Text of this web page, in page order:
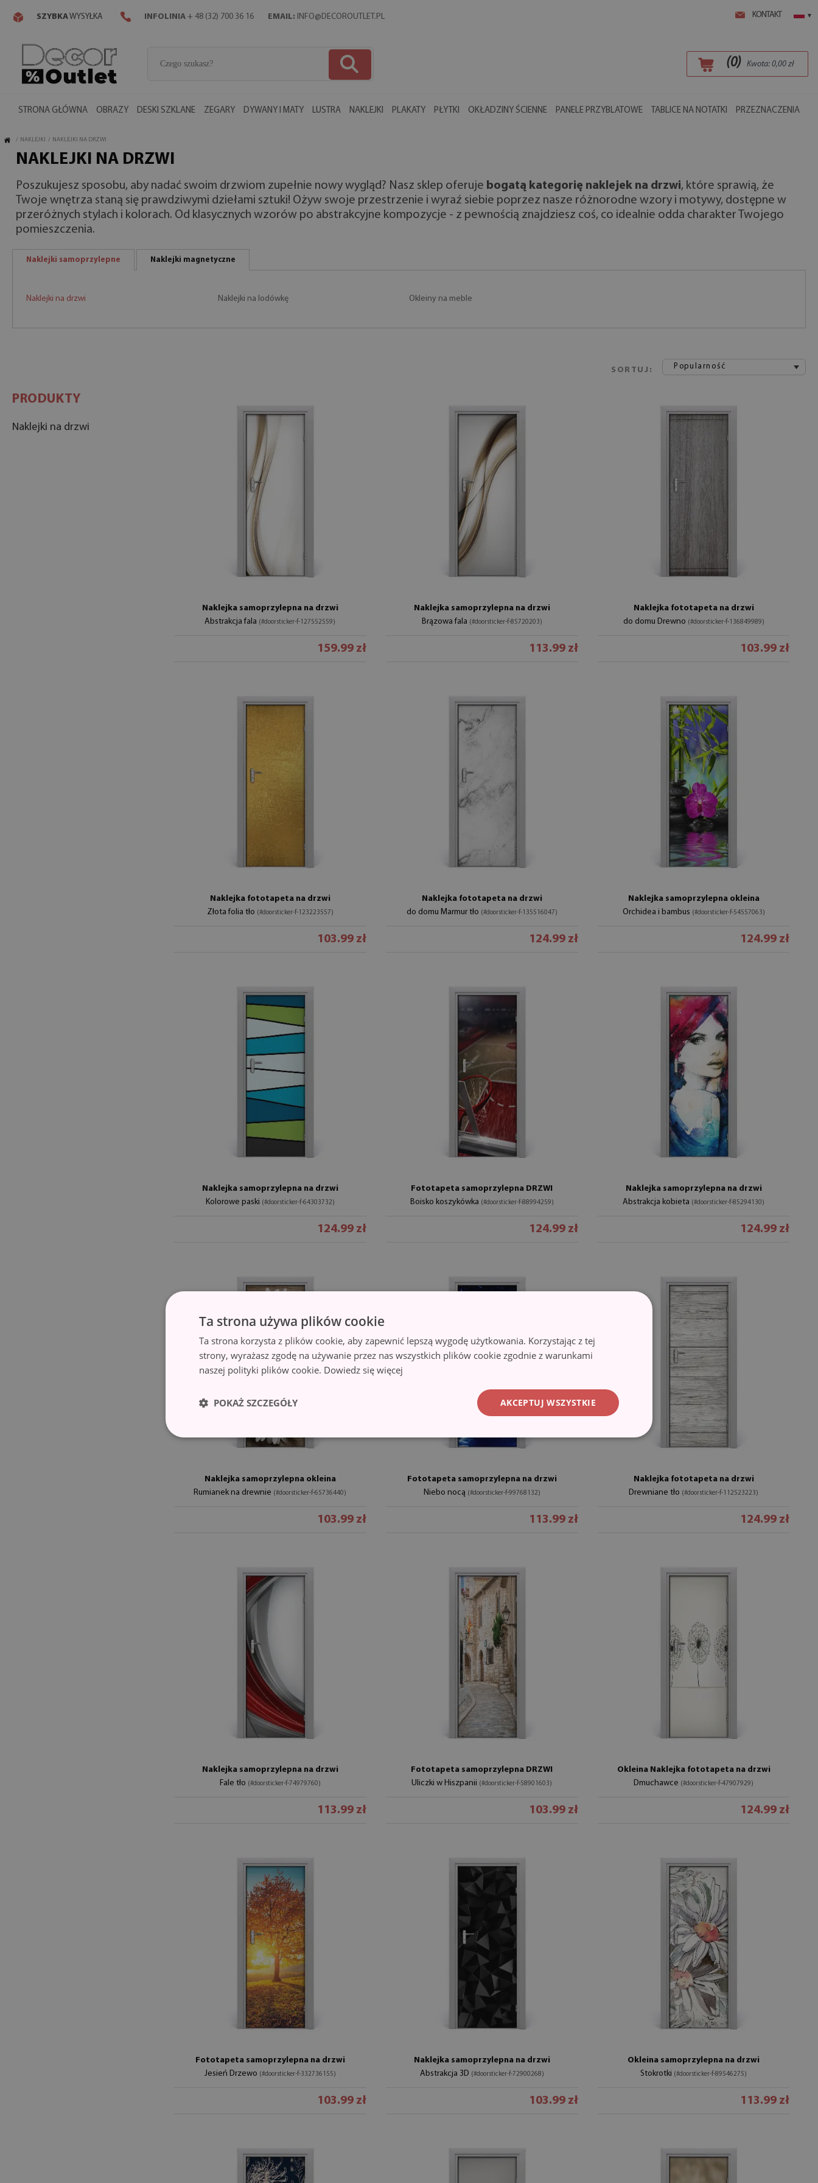
KONTAKT ▾
SZYBKAWYSYŁKA INFOLINIA + 48 (32) 700 36 16 EMAIL: INFO@DECOROUTLET.PL
(0) Kwota: 0,00zł
STRONA GŁÓWNA OBRAZY DESKI SZKLANE ZEGARY DYWANY I MATY LUSTRA NAKLEJKI PLAKATY PŁYTKI OKŁADZINY ŚCIENNE PANELE PRZYBLATOWE TABLICE NA NOTATKI PRZEZNACZENIA
/ NAKLEJKI / NAKLEJKI NA DRZWI
NAKLEJKI NA DRZWI
Poszukujesz sposobu, aby nadać swoim drzwiom zupełnie nowy wygląd? Nasz sklep oferuje bogatą kategorię naklejek na drzwi, które sprawią, że
Twoje wnętrza staną się prawdziwymi dziełami sztuki! Ożyw swoje przestrzenie i wyraź siebie poprzez nasze różnorodne wzory i motywy, dostępne w
przeróżnych stylach i kolorach. Od klasycznych wzorów po abstrakcyjne kompozycje - z pewnością znajdziesz coś, co idealnie odda charakter Twojego
pomieszczenia.
Naklejki samoprzylepne Naklejki magnetyczne
Naklejki na drzwi Naklejki na lodówkę Okleiny na meble
PRODUKTY
Naklejki na drzwi
SORTUJ: Popularność
Naklejka samoprzylepna na drzwi
Abstrakcja fala (#doorsticker-f-127552559)
159.99 zł
Naklejka samoprzylepna na drzwi
Brązowa fala (#doorsticker-f-85720203)
113.99 zł
Naklejka fototapeta na drzwi
do domu Drewno (#doorsticker-f-136849989)
103.99 zł
Naklejka fototapeta na drzwi
Złota folia tło (#doorsticker-f-123223557)
103.99 zł
Naklejka fototapeta na drzwi
do domu Marmur tło (#doorsticker-f-135516047)
124.99 zł
Naklejka samoprzylepna okleina
Orchidea i bambus (#doorsticker-f-54557063)
124.99 zł
Naklejka samoprzylepna na drzwi
Kolorowe paski (#doorsticker-f-64303732)
124.99 zł
Fototapeta samoprzylepna DRZWI
Boisko koszykówka (#doorsticker-f-88994259)
124.99 zł
Naklejka samoprzylepna na drzwi
Abstrakcja kobieta (#doorsticker-f-85294130)
124.99 zł
Naklejka samoprzylepna okleina
Rumianek na drewnie (#doorsticker-f-65736440)
103.99 zł
Fototapeta samoprzylepna na drzwi
Niebo nocą (#doorsticker-f-99768132)
113.99 zł
Naklejka fototapeta na drzwi
Drewniane tło (#doorsticker-f-112523223)
124.99 zł
Naklejka samoprzylepna na drzwi
Fale tło (#doorsticker-f-74979760)
113.99 zł
Fototapeta samoprzylepna DRZWI
Uliczki w Hiszpanii (#doorsticker-f-58901603)
103.99 zł
Okleina Naklejka fototapeta na drzwi
Dmuchawce (#doorsticker-f-47907929)
124.99 zł
Fototapeta samoprzylepna na drzwi
Jesień Drzewo (#doorsticker-f-332736155)
103.99 zł
Naklejka samoprzylepna na drzwi
Abstrakcja 3D (#doorsticker-f-72900268)
103.99 zł
Okleina samoprzylepna na drzwi
Stokrotki (#doorsticker-f-89546275)
113.99 zł
Ta strona używa plików cookie
Ta strona korzysta z plików cookie, aby zapewnić lepszą wygodę użytkowania. Korzystając z tej
strony, wyrażasz zgodę na używanie przez nas wszystkich plików cookie zgodnie z warunkami
naszej polityki plików cookie. Dowiedz się więcej
AKCEPTUJ WSZYSTKIE
POKAŻ SZCZEGÓŁY